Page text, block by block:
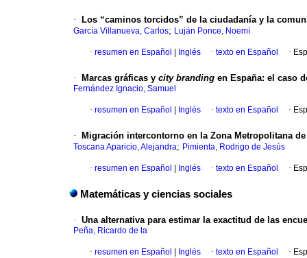
· Los “caminos torcidos” de la ciudadanía y la
García Villanueva, Carlos; Luján Ponce, Noemí
· resumen en Español Inglés · texto en Español ·
· Marcas gráficas y city branding en España: el caso
Fernández Ignacio, Samuel
· resumen en Español Inglés · texto en Español ·
· Migración intercontorno en la Zona Metropolitana
Toscana Aparicio, Alejandra; Pimienta, Rodrigo de Jesús
· resumen en Español Inglés · texto en Español ·
Matemáticas y ciencias sociales
· Una alternativa para estimar la exactitud de las
Peña, Ricardo de la
· resumen en Español Inglés · texto en Español ·